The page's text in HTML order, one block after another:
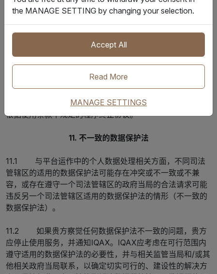
适用的数据保护法要求保留该等发布的个人数据。其中一些
不迟于协议终止后120天。
10. 更新
10.1 IQAX可根据使用条款不时修订本DPA。修订可能包
括对数据保护细节的更改，包括附件A中所述详细的技术和
组织安全措施。贵方可反对任何修订，如果反对被驳回，可
根据使用条款中规定的程序终止协议。
11. 不一致的数据保护法
11.1 与平台运作中的个人数据处理相关方面，不同司法
管辖区的适用的数据保护法可能存在冲突或不一致或不兼
容，或存在遵守一个司法管辖区的政府当局的合法请求可能
违反另一个司法管辖区适用的数据保护法的情形（不一致的
数据保护法）。
11.2 如果贵方察觉任何数据保护法不一致的问题，贵方
应停止使用服务，并通知IQAX。IQAX应考虑在可行范围内
遵守适用的数据保护法的必要性，并与相关监管当局和/或其
他相关政府当局联系，以确定切实可行的、建设性的解决方
the MANAGE SETTING by changing your selection.
Accept All
Read More
MANAGE SETTINGS